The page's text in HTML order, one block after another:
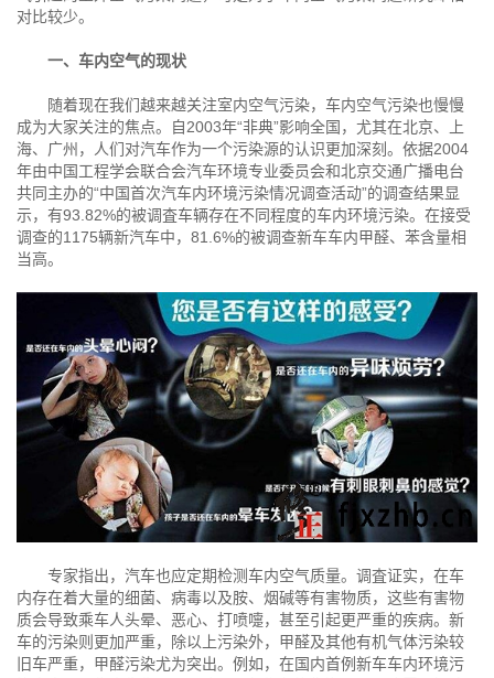
对比较少。
一、车内空气的现状
随着现在我们越来越关注室内空气污染，车内空气污染也慢慢
成为大家关注的焦点。自2003年“非典”影响全国，尤其在北京、上
海、广州，人们对汽车作为一个污染源的认识更加深刻。依据2004
年由中国工程学会联合会汽车环境专业委员会和北京交通广播电台
共同主办的“中国首次汽车内环境污染情况调查活动”的调查结果显
示，有93.82%的被调査车辆存在不同程度的车内环境污染。在接受
调查的1175辆新汽车中，81.6%的被调查新车车内甲醛、苯含量相
当高。
专家指出，汽车也应定期检测车内空气质量。调査证实，在车
内存在着大量的细菌、病毒以及胺、烟碱等有害物质，这些有害物
质会导致乘车人头晕、恶心、打喷嚏，甚至引起更严重的疾病。新
车的污染则更加严重，除以上污染外，甲醛及其他有机气体污染较
旧车严重，甲醛污染尤为突出。例如，在国内首例新车车内环境污